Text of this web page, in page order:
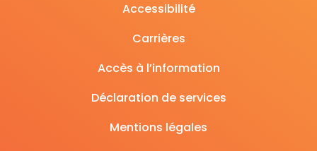
Accessibilité
Carrières
Accès à l’information
Déclaration de services
Mentions légales